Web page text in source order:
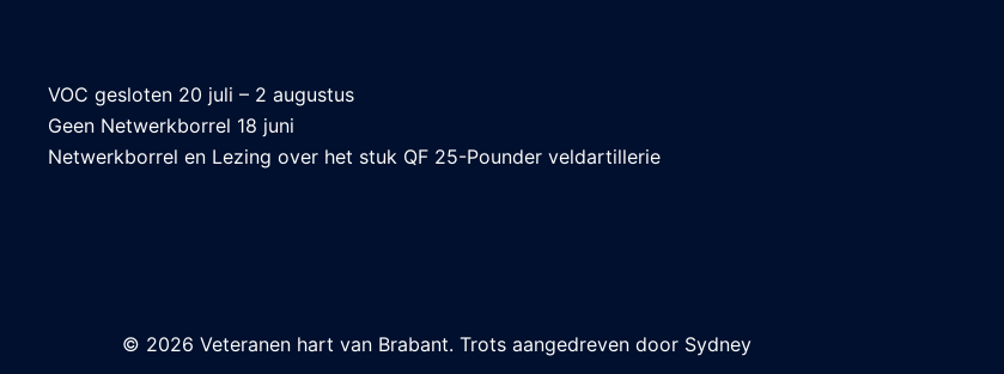
VOC gesloten 20 juli – 2 augustus
Geen Netwerkborrel 18 juni
Netwerkborrel en Lezing over het stuk QF 25-Pounder veldartillerie
© 2026 Veteranen hart van Brabant. Trots aangedreven door Sydney